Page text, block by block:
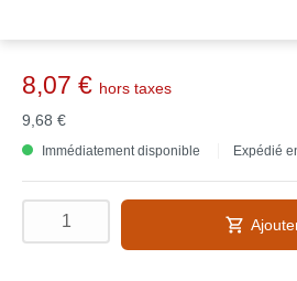
8,07 € hors taxes
9,68 €
Immédiatement disponible Expédié